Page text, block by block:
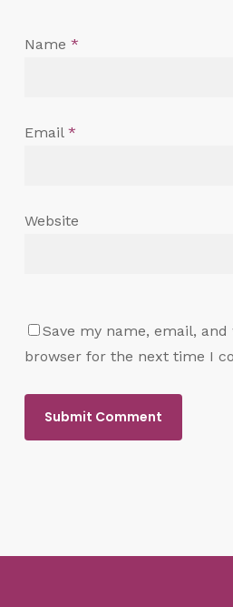
Name *
Email *
Website
Save my name, email,
browser for the next time I